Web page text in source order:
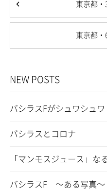
東京都・
東京都・
NEW POSTS
バシラスFがシュワシュワ
バシラスとコロナ
「マンモスジュース」な
バシラスF ～ある写真～